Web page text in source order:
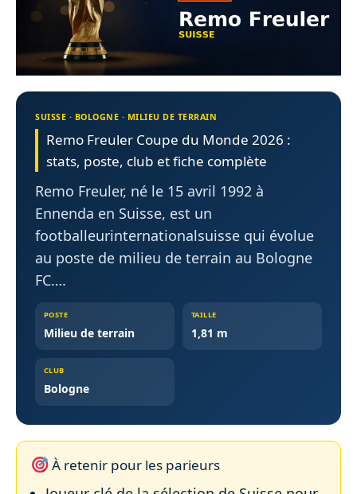
SUISSE · BOLOGNE · MILIEU DE TERRAIN
Remo Freuler Coupe du Monde 2026 :
stats, poste, club et fiche complète
Remo Freuler, né le 15 avril 1992 à
Ennenda en Suisse, est un
footballeurinternationalsuisse qui évolue
au poste de milieu de terrain au Bologne
FC….
POSTE
Milieu de terrain
TAILLE
1,81 m
CLUB
Bologne
À retenir pour les parieurs